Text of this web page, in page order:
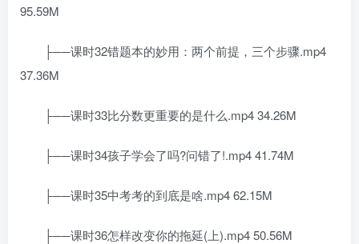
95.59M
├──课时32错题本的妙用：两个前提，三个步骤.mp4
37.36M
├──课时33比分数更重要的是什么.mp4 34.26M
├──课时34孩子学会了吗?问错了!.mp4 41.74M
├──课时35中考考的到底是啥.mp4 62.15M
├──课时36怎样改变你的拖延(上).mp4 50.56M